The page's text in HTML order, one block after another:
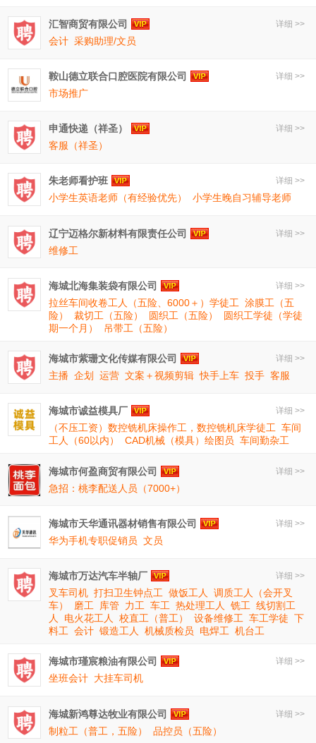
详细 >>
汇智商贸有限公司
会计 采购助理/文员
详细 >>
鞍山德立联合口腔医院有限公司
市场推广
详细 >>
申通快递（祥圣）
客服（祥圣）
详细 >>
朱老师看护班
小学生英语老师（有经验优先）
小学生晚自习辅导老师
详细 >>
辽宁迈格尔新材料有限责任公司
维修工
详细 >>
海城北海集装袋有限公司
拉丝车间收卷工人（五险、6000＋）学徒工 涂膜工（五
险）
裁切工（五险） 圆织工（五险）
圆织工学徒（学徒
期一个月）
吊带工（五险）
详细 >>
海城市紫珊文化传媒有限公司
主播 企划 运营 文案＋视频剪辑 快手上车 投手 客服
详细 >>
海城市诚益模具厂
（不压工资）数控铣机床操作工，数控铣机床学徒工 车间
工人（60以内）
CAD机械（模具）绘图员 车间勤杂工
详细 >>
海城市何盈商贸有限公司
急招：桃李配送人员（7000+）
详细 >>
海城市天华通讯器材销售有限公司
华为手机专职促销员 文员
详细 >>
海城市万达汽车半轴厂
叉车司机 打扫卫生钟点工 做饭工人
调质工人（会开叉
车）
磨工 库管 力工 车工 热处理工人 铣工 线切割工
人
电火花工人 校直工（普工） 设备维修工 车工学徒 下
料工 会计 锻造工人 机械质检员 电焊工 机台工
详细 >>
海城市瑾宸粮油有限公司
坐班会计 大挂车司机
详细 >>
海城新鸿尊达牧业有限公司
制粒工（普工，五险）
品控员（五险）